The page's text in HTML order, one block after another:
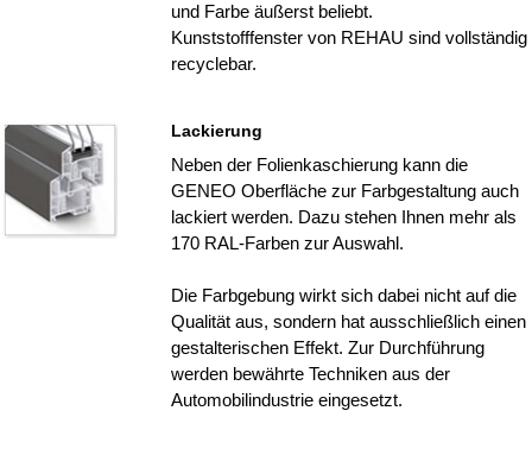
und Farbe äußerst beliebt.
Kunststofffenster von REHAU sind vollständig
recyclebar.
Lackierung
Neben der Folienkaschierung kann die
GENEO Oberfläche zur Farbgestaltung auch
lackiert werden. Dazu stehen Ihnen mehr als
170 RAL-Farben zur Auswahl.
Die Farbgebung wirkt sich dabei nicht auf die
Qualität aus, sondern hat ausschließlich einen
gestalterischen Effekt. Zur Durchführung
werden bewährte Techniken aus der
Automobilindustrie eingesetzt.